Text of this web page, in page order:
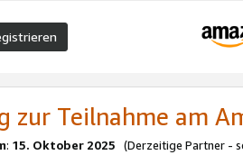
zur Teilnahme am
: 15. Oktober 2025 (Derzeitige Partner -